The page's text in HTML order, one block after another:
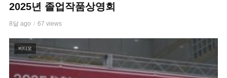
2025년 졸업작품상영회
8달 ago 67 views
비디오